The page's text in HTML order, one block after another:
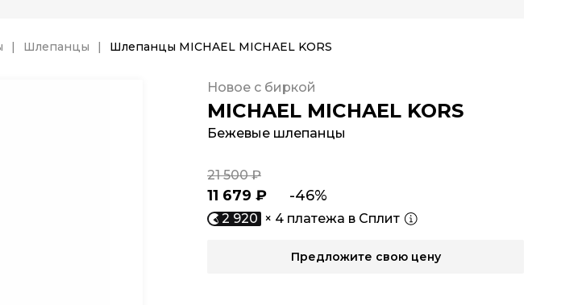
Шлепанцы Шлепанцы MICHAEL MICHAEL KORS
MICHAEL MICHAEL KORS
Бежевые шлепанцы
Новое с биркой
11 679 ₽ -46%
21 500 ₽
2 920 × 4 платежа в Сплит
Предложите свою цену